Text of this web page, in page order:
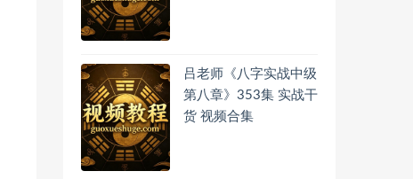
吕老师《八字实战中级
第八章》353集 实战干
货 视频合集